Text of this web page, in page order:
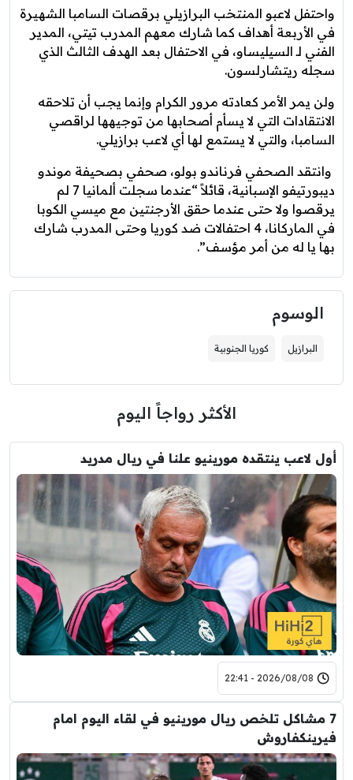
واحتفل لاعبو المنتخب البرازيلي برقصات السامبا الشهيرة
في الأربعة أهداف كما شارك معهم المدرب تيتي، المدير
الفني لـ السيليساو، في الاحتفال بعد الهدف الثالث الذي
سجله ريتشارلسون.
ولن يمر الأمر كعادته مرور الكرام وإنما يجب أن تلاحقه
الانتقادات التي لا يسأم أصحابها من توجيهها لراقصي
السامبا، والتي لا يستمع لها أي لاعب برازيلي.
وانتقد الصحفي فرناندو بولو، صحفي بصحيفة موندو
ديبورتيفو الإسبانية، قائلاً “عندما سجلت ألمانيا 7 لم
يرقصوا ولا حتى عندما حقق الأرجنتين مع ميسي الكوبا
في الماركانا، 4 احتفالات ضد كوريا وحتى المدرب شارك
بها يا له من أمر مؤسف”.
الوسوم
البرازيل كوريا الجنوبية
الأكثر رواجاً اليوم
أول لاعب ينتقده مورينيو علنا في ريال مدريد
2026/08/08 - 22:41
7 مشاكل تلخص ريال مورينيو في لقاء اليوم امام
فيرينكفاروش